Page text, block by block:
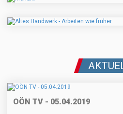
OÖN TV - 05.04.2019